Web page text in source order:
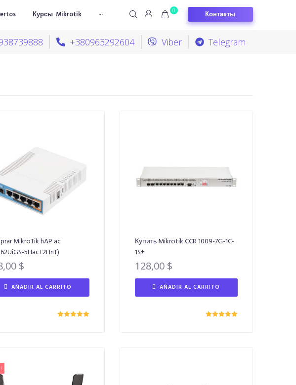
Курсы Mikrotik ··· 0 Контакты
+380963292604 Viber Telegram
MikroTik hAP ac
5HacT2HnT)
$
AÑADIR AL CARRITO
Купить Mikrotik CCR 1009-7G-1C-
1S+
128,00 $
AÑADIR AL CARRITO